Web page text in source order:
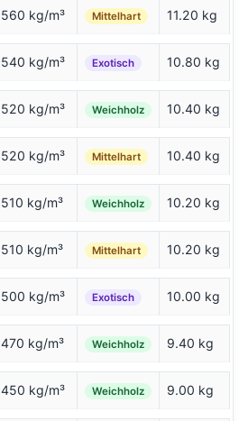
560 kg/m³ Mittelhart 11.20 kg
540 kg/m³ Exotisch 10.80 kg
520 kg/m³ Weichholz 10.40 kg
520 kg/m³ Mittelhart 10.40 kg
510 kg/m³ Weichholz 10.20 kg
510 kg/m³ Mittelhart 10.20 kg
500 kg/m³ Exotisch 10.00 kg
470 kg/m³ Weichholz 9.40 kg
450 kg/m³ Weichholz 9.00 kg